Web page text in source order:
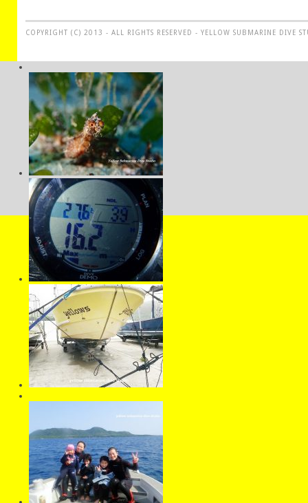
COPYRIGHT (C) 2013 - ALL RIGHTS RESERVED - YELLOW SUBMARINE DIVE